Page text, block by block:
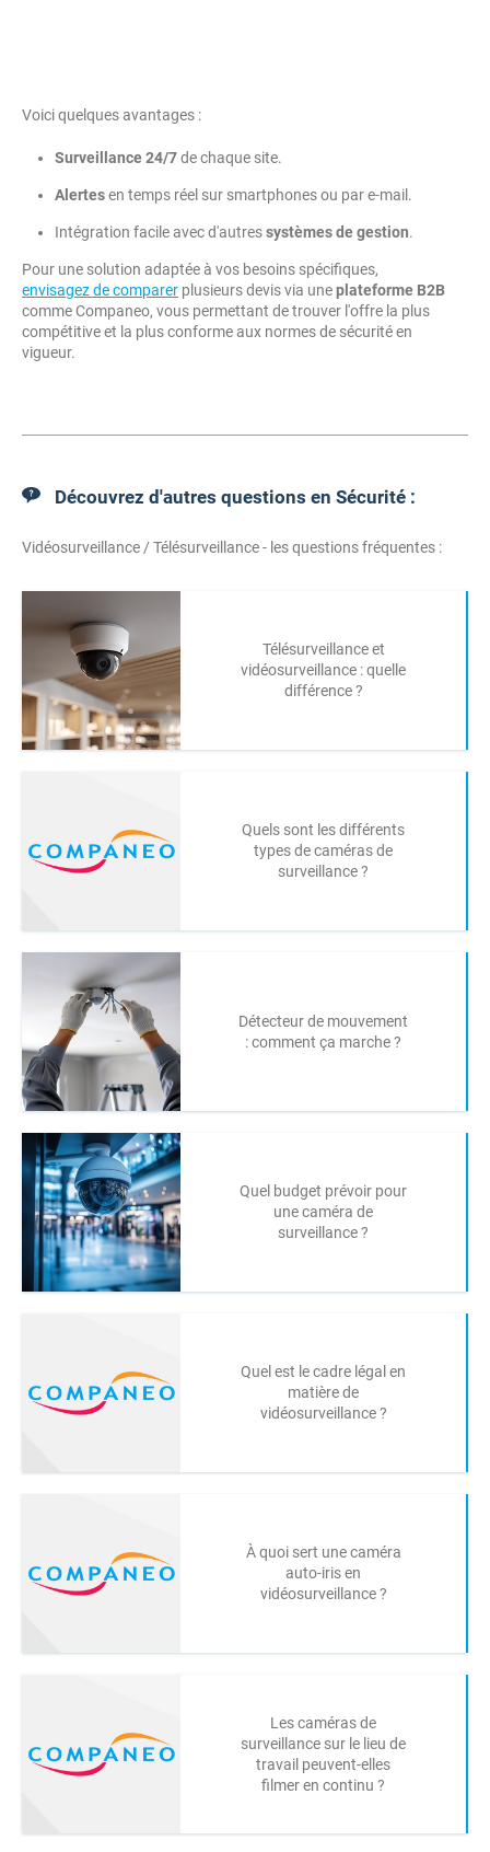
Voici quelques avantages :
Surveillance 24/7de chaque site.
Alertesen temps réel sur smartphones ou par e-mail.
Intégration facile avec d'autressystèmes de gestion.
Pour une solution adaptée à vos besoins spécifiques,
envisagez de comparer plusieurs devis via uneplateforme B2B
comme Companeo, vous permettant de trouver l'offre la plus
compétitive et la plus conforme aux normes de sécurité en
vigueur.
Découvrez d'autres questions en Sécurité :
Vidéosurveillance / Télésurveillance - les questions fréquentes :
Télésurveillance et
vidéosurveillance : quelle
différence ?
Quels sont les différents
types de caméras de
surveillance ?
Détecteur de mouvement
: comment ça marche ?
Quel budget prévoir pour
une caméra de
surveillance ?
Quel est le cadre légal en
matière de
vidéosurveillance ?
À quoi sert une caméra
auto-iris en
vidéosurveillance ?
Les caméras de
surveillance sur le lieu de
travail peuvent-elles
filmer en continu ?